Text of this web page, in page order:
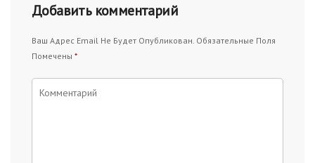
Добавить комментарий
Ваш Адрес Email Не Будет Опубликован. Обязательные Поля
Помечены *